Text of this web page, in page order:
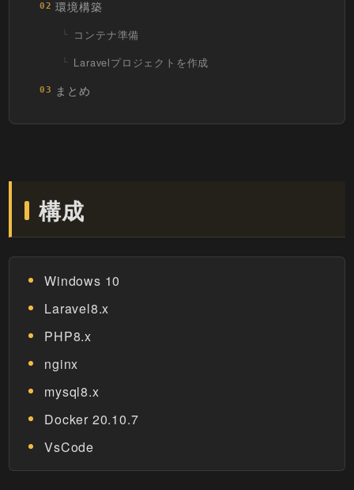
02 環境構築
コンテナ準備
Laravelプロジェクトを作成
03 まとめ
構成
Windows 10
Laravel8.x
PHP8.x
nginx
mysql8.x
Docker 20.10.7
VsCode